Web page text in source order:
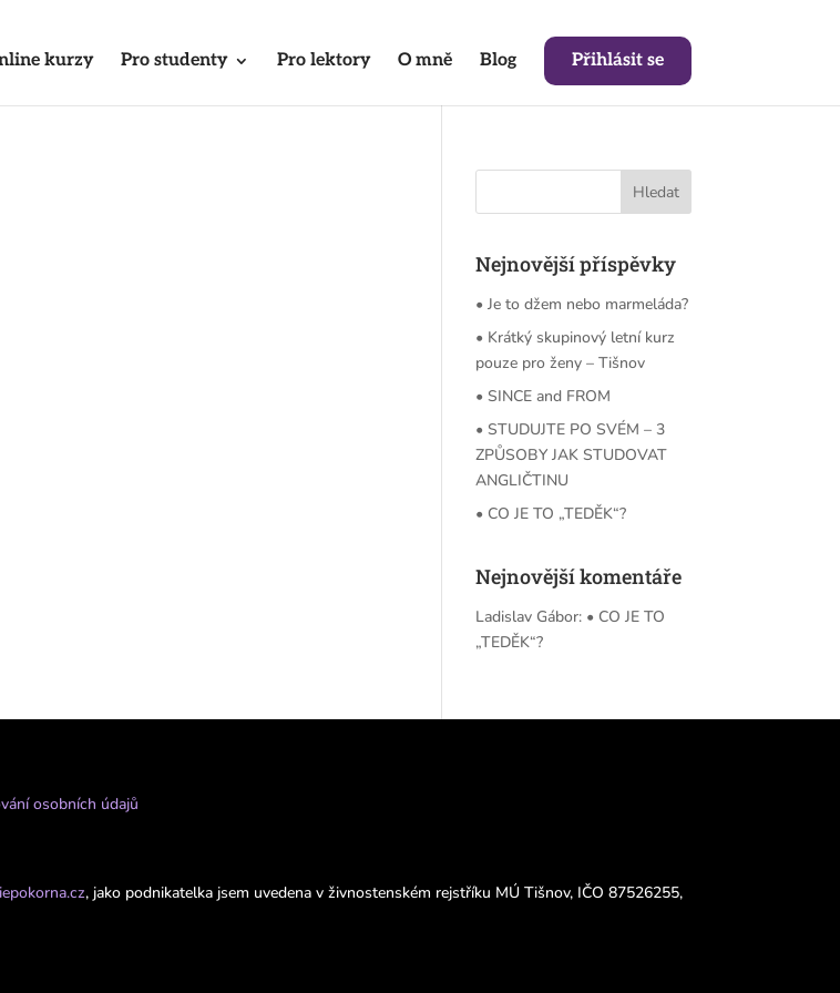
kurzy Pro studenty Pro lektory O mně Blog Přihlásit se
Nejnovější příspěvky
• Je to džem nebo marmeláda?
• Krátký skupinový letní kurz
pouze pro ženy – Tišnov
• SINCE and FROM
• STUDUJTE PO SVÉM – 3
ZPŮSOBY JAK STUDOVAT
ANGLIČTINU
• CO JE TO „TEDĚK“?
Nejnovější komentáře
Ladislav Gábor: • CO JE TO
„TEDĚK“?
osobních údajů
, jako podnikatelka jsem uvedena v živnostenském rejstříku MÚ Tišnov, IČO 87526255,